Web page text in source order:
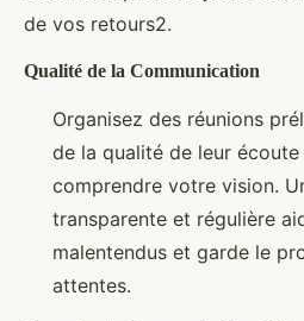
de vos retours2.
Qualité de la Communication
Organisez des réunions
de la qualité de leur
comprendre votre vision.
transparente et régulière
malentendus et garde le
attentes.